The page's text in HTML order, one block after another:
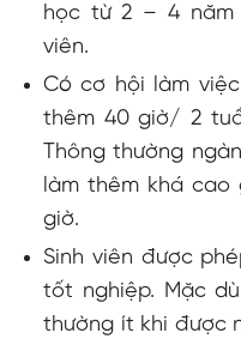
học từ 2 – 4 năm
viên.
Có cơ hội làm
thêm 40 giờ/ 2
Thông thường
làm thêm khá
giờ.
Sinh viên được
tốt nghiệp. Mặc
thường ít khi được